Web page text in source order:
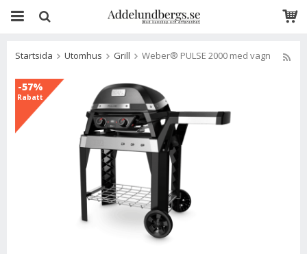
Startsida Utomhus Grill Weber® PULSE 2000 med vagn
-57%
Rabatt